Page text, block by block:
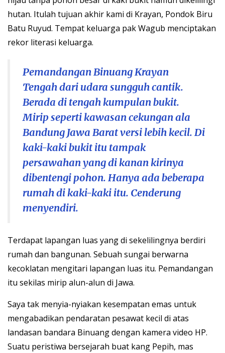
hutan. Itulah tujuan akhir kami di Krayan, Pondok Biru
Batu Ruyud. Tempat keluarga pak Wagub menciptakan
rekor literasi keluarga.
Pemandangan Binuang Krayan
Tengah dari udara sungguh cantik.
Berada di tengah kumpulan bukit.
Mirip seperti kawasan cekungan ala
Bandung Jawa Barat versi lebih kecil. Di
kaki-kaki bukit itu tampak
persawahan yang di kanan kirinya
dibentengi pohon. Hanya ada beberapa
rumah di kaki-kaki itu. Cenderung
menyendiri.
Terdapat lapangan luas yang di sekelilingnya berdiri
rumah dan bangunan. Sebuah sungai berwarna
kecoklatan mengitari lapangan luas itu. Pemandangan
itu sekilas mirip alun-alun di Jawa.
Saya tak menyia-nyiakan kesempatan emas untuk
mengabadikan pendaratan pesawat kecil di atas
landasan bandara Binuang dengan kamera video HP.
Suatu peristiwa bersejarah buat kang Pepih, mas